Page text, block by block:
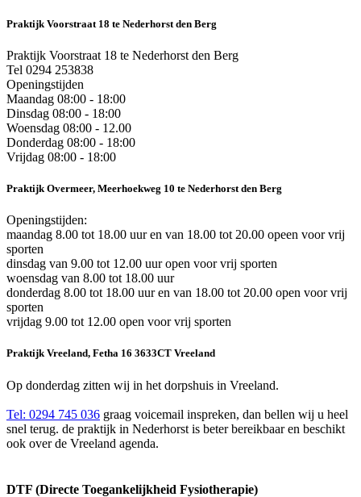
Praktijk Voorstraat 18 te Nederhorst den Berg
Praktijk Voorstraat 18 te Nederhorst den Berg
Tel 0294 253838
Openingstijden
Maandag 08:00 - 18:00
Dinsdag 08:00 - 18:00
Woensdag 08:00 - 12.00
Donderdag 08:00 - 18:00
Vrijdag 08:00 - 18:00
Praktijk Overmeer, Meerhoekweg 10 te Nederhorst den Berg
Openingstijden:
maandag 8.00 tot 18.00 uur en van 18.00 tot 20.00 opeen voor vrij
sporten
dinsdag van 9.00 tot 12.00 uur open voor vrij sporten
woensdag van 8.00 tot 18.00 uur
donderdag 8.00 tot 18.00 uur en van 18.00 tot 20.00 open voor vrij
sporten
vrijdag 9.00 tot 12.00 open voor vrij sporten
Praktijk Vreeland, Fetha 16 3633CT Vreeland
Op donderdag zitten wij in het dorpshuis in Vreeland.
Tel: 0294 745 036 graag voicemail inspreken, dan bellen wij u heel
snel terug. de praktijk in Nederhorst is beter bereikbaar en beschikt
ook over de Vreeland agenda.
DTF (Directe Toegankelijkheid Fysiotherapie)